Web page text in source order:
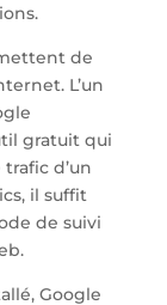
de
L’un
gratuit qui
d’un
il suffit
de suivi
Google